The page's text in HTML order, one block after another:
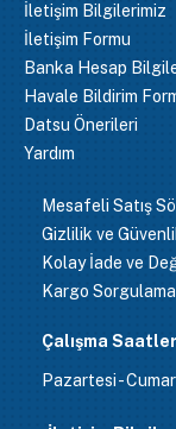
İletişim Bilgilerimiz
İletişim Formu
Banka Hesap
Havale Bildirim
Datsu Önerileri
Yardım
Mesafeli Satış
Gizlilik ve
Kolay İade ve
Kargo Sorgulama
Çalışma
Pazartesi -